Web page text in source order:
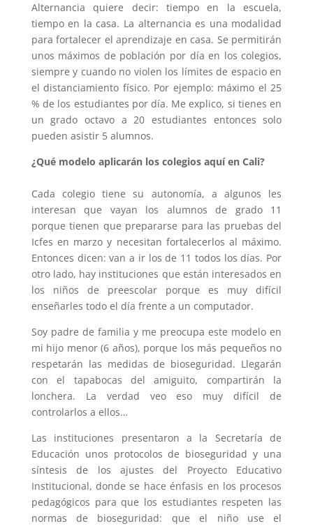
Alternancia quiere decir: tiempo en la escuela,
tiempo en la casa. La alternancia es una modalidad
para fortalecer el aprendizaje en casa. Se permitirán
unos máximos de población por día en los colegios,
siempre y cuando no violen los límites de espacio en
el distanciamiento físico. Por ejemplo: máximo el 25
% de los estudiantes por día. Me explico, si tienes en
un grado octavo a 20 estudiantes entonces solo
pueden asistir 5 alumnos.
¿Qué modelo aplicarán los colegios aquí en Cali?
Cada colegio tiene su autonomía, a algunos les
interesan que vayan los alumnos de grado 11
porque tienen que prepararse para las pruebas del
Icfes en marzo y necesitan fortalecerlos al máximo.
Entonces dicen: van a ir los de 11 todos los días. Por
otro lado, hay instituciones que están interesados en
los niños de preescolar porque es muy difícil
enseñarles todo el día frente a un computador.
Soy padre de familia y me preocupa este modelo en
mi hijo menor (6 años), porque los más pequeños no
respetarán las medidas de bioseguridad. Llegarán
con el tapabocas del amiguito, compartirán la
lonchera. La verdad veo eso muy difícil de
controlarlos a ellos…
Las instituciones presentaron a la Secretaría de
Educación unos protocolos de bioseguridad y una
síntesis de los ajustes del Proyecto Educativo
Institucional, donde se hace énfasis en los procesos
pedagógicos para que los estudiantes respeten las
normas de bioseguridad: que el niño use el